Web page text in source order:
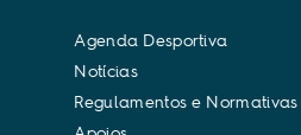
Agenda Desportiva
Notícias
Regulamentos e Normativas